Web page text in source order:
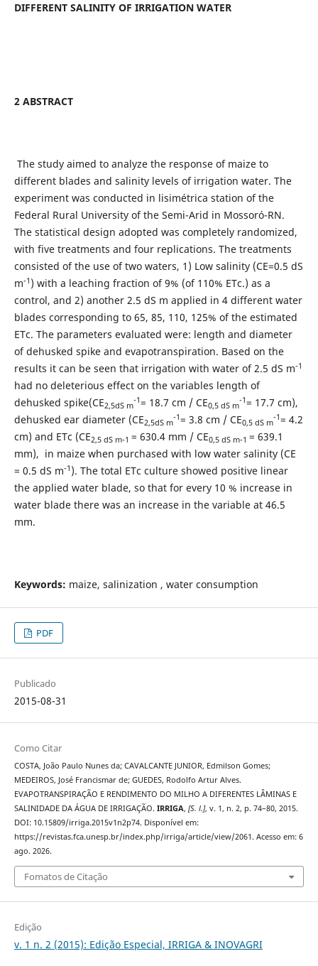
DIFFERENT SALINITY OF IRRIGATION WATER
2 ABSTRACT
The study aimed to analyze the response of maize to
different blades and salinity levels of irrigation water. The
experiment was conducted in lisimétrica station of the
Federal Rural University of the Semi-Arid in Mossoró-RN.
The statistical design adopted was completely randomized,
with five treatments and four replications. The treatments
consisted of the use of two waters, 1) Low salinity (CE=0.5 dS
m-1 ) with a leaching fraction of 9% (of 110% ETc.) as a
control, and 2) another 2.5 dS m applied in 4 different water
blades corresponding to 65, 85, 110, 125% of the estimated
ETc. The parameters evaluated were: length and diameter
of dehusked spike and evapotranspiration. Based on the
results it can be seen that irrigation with water of 2.5 dS m-1
had no deleterious effect on the variables length of
dehusked spike(CE2,5dS m
-1= 18.7 cm / CE0,5 dS m
-1= 17.7 cm),
dehusked ear diameter (CE2,5dS m
-1= 3.8 cm / CE0,5 dS m
-1= 4.2
cm) and ETc (CE2,5 dS m-1 = 630.4 mm / CE0,5 dS m-1 = 639.1
mm), in maize when purchased with low water salinity (CE
= 0.5 dS m-1 ). The total ETc culture showed positive linear
the applied water blade, so that for every 10 % increase in
water blade there was an increase in the variable at 46.5
mm.
Keywords: maize, salinization , water consumption
PDF
Publicado
2015-08-31
Como Citar
COSTA, João Paulo Nunes da; CAVALCANTE JUNIOR, Edmilson Gomes;
MEDEIROS, José Francismar de; GUEDES, Rodolfo Artur Alves.
EVAPOTRANSPIRAÇÃO E RENDIMENTO DO MILHO A DIFERENTES LÂMINAS E
SALINIDADE DA ÁGUA DE IRRIGAÇÃO. IRRIGA, [S. l.], v. 1, n. 2, p. 74–80, 2015.
DOI: 10.15809/irriga.2015v1n2p74. Disponível em:
https://revistas.fca.unesp.br/index.php/irriga/article/view/2061. Acesso em: 6
ago. 2026.
Fomatos de Citação
Edição
v. 1 n. 2 (2015): Edição Especial, IRRIGA & INOVAGRI